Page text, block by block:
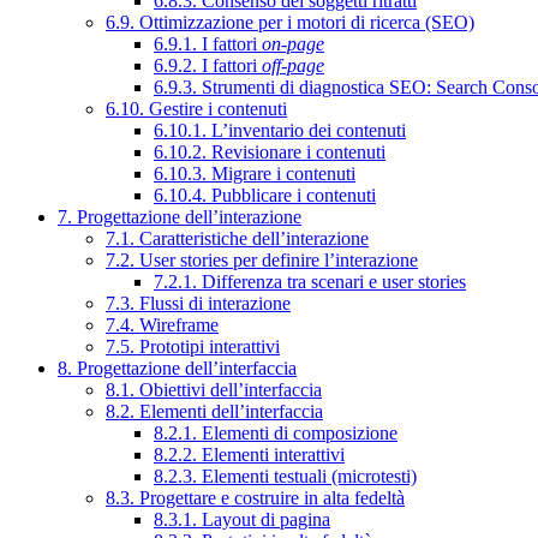
6.9. Ottimizzazione per i motori di ricerca (SEO)
6.9.1. I fattori on-page
6.9.2. I fattori off-page
6.9.3. Strumenti di diagnostica SEO: Search
6.10. Gestire i contenuti
6.10.1. L’inventario dei contenuti
6.10.2. Revisionare i contenuti
6.10.3. Migrare i contenuti
6.10.4. Pubblicare i contenuti
7. Progettazione dell’interazione
7.1. Caratteristiche dell’interazione
7.2. User stories per definire l’interazione
7.2.1. Differenza tra scenari e user stories
7.3. Flussi di interazione
7.4. Wireframe
7.5. Prototipi interattivi
8. Progettazione dell’interfaccia
8.1. Obiettivi dell’interfaccia
8.2. Elementi dell’interfaccia
8.2.1. Elementi di composizione
8.2.2. Elementi interattivi
8.2.3. Elementi testuali (microtesti)
8.3. Progettare e costruire in alta fedeltà
8.3.1. Layout di pagina